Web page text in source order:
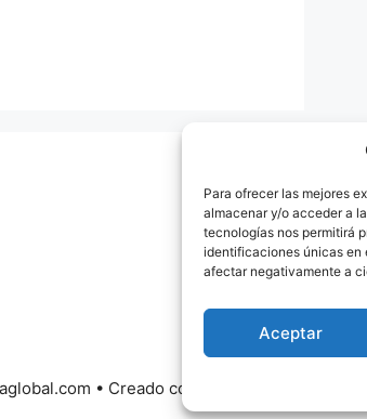
Para ofrecer las mejores
almacenar y/o acceder a
tecnologías nos permitirá
identificaciones únicas en
afectar negativamente a
Aceptar
• Creado con